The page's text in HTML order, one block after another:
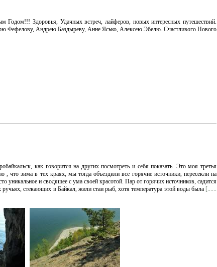
Годом!!! Здоровья, Удачных встреч, лайферов, новых интересных путешествий.
Фефелову, Андрею Баздыреву, Анне Ясько, Алексею Эбелю. Счастливого Нового
как говорится на других посмотреть и себя показать. Это моя третья
, что зима в тех краях, мы тогда объездили все горячие источники, пересекли на
уникальное и сводящее с ума своей красотой. Пар от горячих источников, садится
стекающих в Байкал, жили стаи рыб, хотя температура этой воды была [......